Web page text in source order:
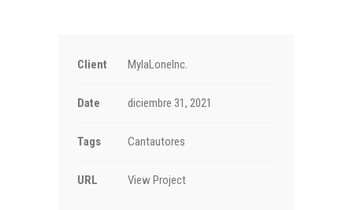
Client MylaLoneInc.
Date diciembre 31, 2021
Tags Cantautores
URL View Project